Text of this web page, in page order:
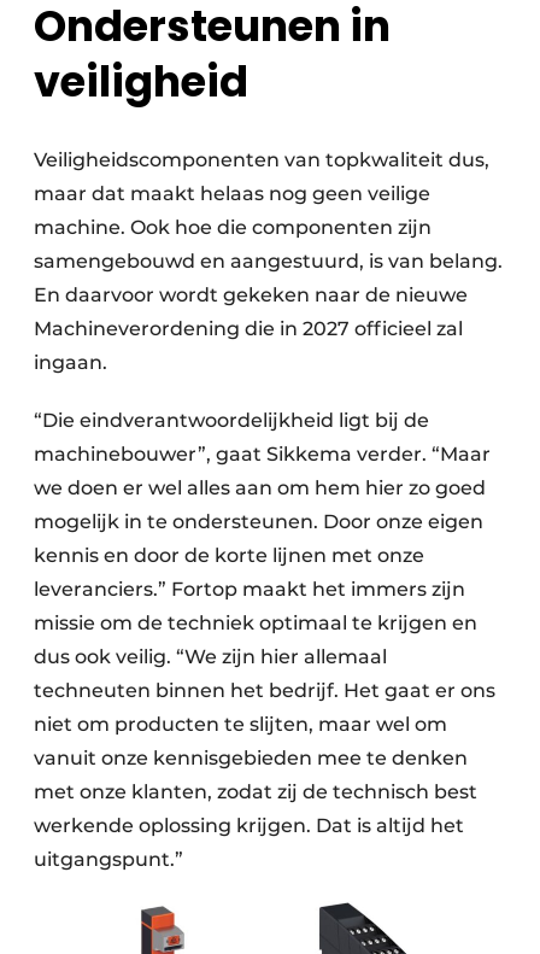
Ondersteunen in
veiligheid
Veiligheidscomponenten van topkwaliteit dus,
maar dat maakt helaas nog geen veilige
machine. Ook hoe die componenten zijn
samengebouwd en aangestuurd, is van belang.
En daarvoor wordt gekeken naar de nieuwe
Machineverordening die in 2027 officieel zal
ingaan.
“Die eindverantwoordelijkheid ligt bij de
machinebouwer”, gaat Sikkema verder. “Maar
we doen er wel alles aan om hem hier zo goed
mogelijk in te ondersteunen. Door onze eigen
kennis en door de korte lijnen met onze
leveranciers.” Fortop maakt het immers zijn
missie om de techniek optimaal te krijgen en
dus ook veilig. “We zijn hier allemaal
techneuten binnen het bedrijf. Het gaat er ons
niet om producten te slijten, maar wel om
vanuit onze kennisgebieden mee te denken
met onze klanten, zodat zij de technisch best
werkende oplossing krijgen. Dat is altijd het
uitgangspunt.”